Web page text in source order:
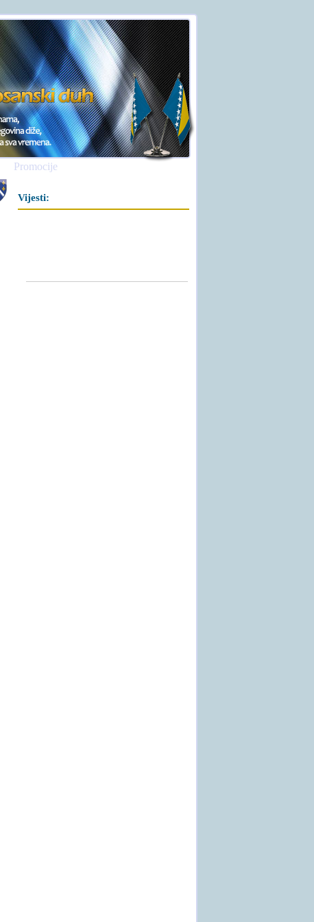
Promocije
Vijesti: